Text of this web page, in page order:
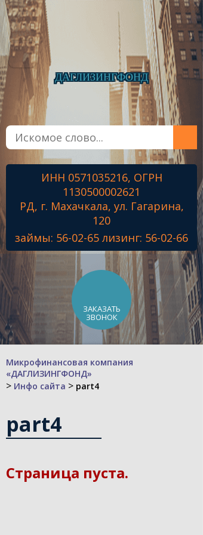
ДАГЛИЗИНГФОНД
Главная
О фонде
Микрозаймы
Лизинг
Наши проекты
Знамя Победы
Наши ветераны
ИНН 0571035216, ОГРН
1130500002621
РД, г. Махачкала, ул. Гагарина,
120
займы: 56-02-65 лизинг: 56-02-66
ЗАКАЗАТЬ
ЗВОНОК
Микрофинансовая компания
«ДАГЛИЗИНГФОНД»
> Инфо сайта > part4
part4
Страница пуста.